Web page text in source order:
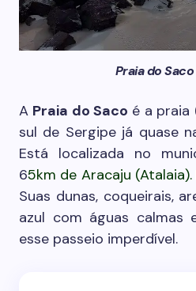
Praia do
A Praia do Saco é a praia
sul de Sergipe já quase
Está localizada no
65km de Aracaju (Atalaia).
Suas dunas, coqueirais,
azul com águas calmas
esse passeio imperdível.